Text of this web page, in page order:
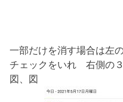
一部だけを消す場合は左
チェックをいれ 右側の
図、図